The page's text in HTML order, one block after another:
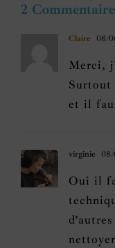
2
Claire 08/
Merci,
Surtout
et il
virginie 08/
Oui il